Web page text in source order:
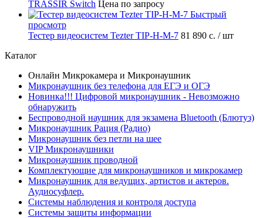
TRASSIR Switch Цена по запросу
Быстрый
просмотр
Тестер видеосистем Tezter TIP-H-M-7 81 890 с. / шт
Каталог
Онлайн Микрокамера и Микронаушник
Микронаушник без телефона для ЕГЭ и ОГЭ
Новинка!!! Цифровой микронаушник - Невозможно
обнаружить
Беспроводной наушник для экзамена Bluetooth (Блютуз)
Микронаушник Рация (Радио)
Микронаушник без петли на шее
VIP Микронаушники
Микронаушник проводной
Комплектующие для микронаушников и микрокамер
Микронаушник для ведущих, артистов и актеров.
Аудиосуфлер.
Системы наблюдения и контроля доступа
Системы защиты информации